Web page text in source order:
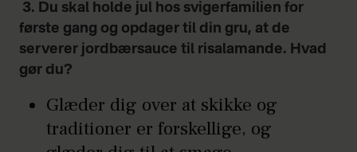
3. Du skal holde jul hos svigerfamilien for
første gang og opdager til din gru, at de
serverer jordbærsauce til risalamande. Hvad
gør du?
Glæder dig over at skikke og
traditioner er forskellige, og